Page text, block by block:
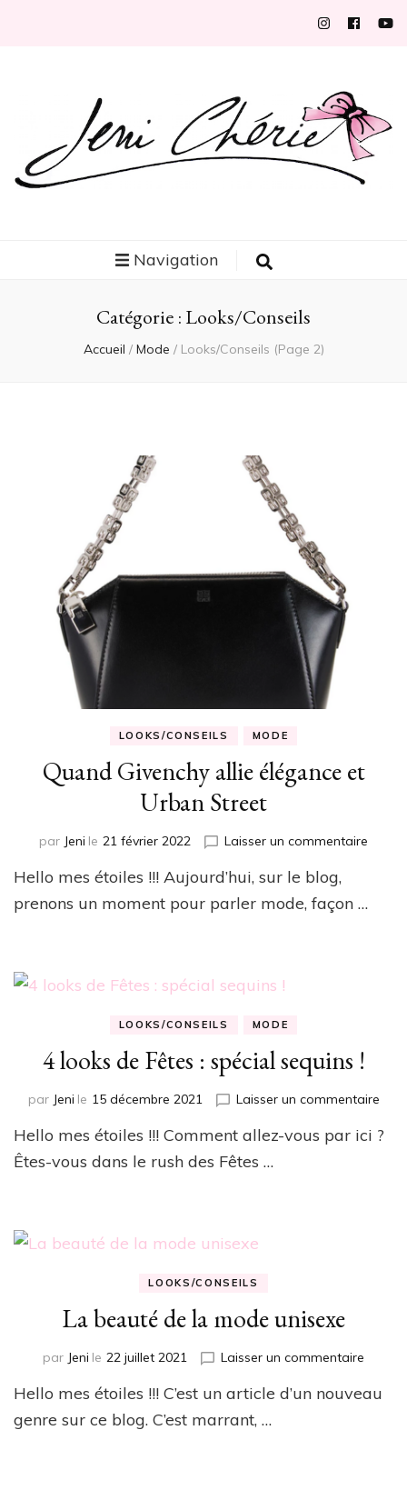
Navigation
Catégorie : Looks/Conseils
Accueil / Mode / Looks/Conseils (Page 2)
LOOKS/CONSEILS MODE
Quand Givenchy allie élégance et
Urban Street
par Jeni le 21 février 2022 Laisser un commentaire
Hello mes étoiles !!! Aujourd’hui, sur le blog,
prenons un moment pour parler mode, façon …
LOOKS/CONSEILS MODE
4 looks de Fêtes : spécial sequins !
par Jeni le 15 décembre 2021 Laisser un commentairesur
Hello mes étoiles !!! Comment allez-vous par ici ?
Êtes-vous dans le rush des Fêtes …
LOOKS/CONSEILS
La beauté de la mode unisexe
par Jeni le 22 juillet 2021 Laisser un commentaire
beauté
Hello mes étoiles !!! C’est un article d’un nouveau
genre sur ce blog. C’est marrant, …